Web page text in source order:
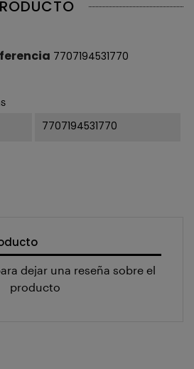
7707194531770
7707194531770
dejar una reseña sobre el
producto